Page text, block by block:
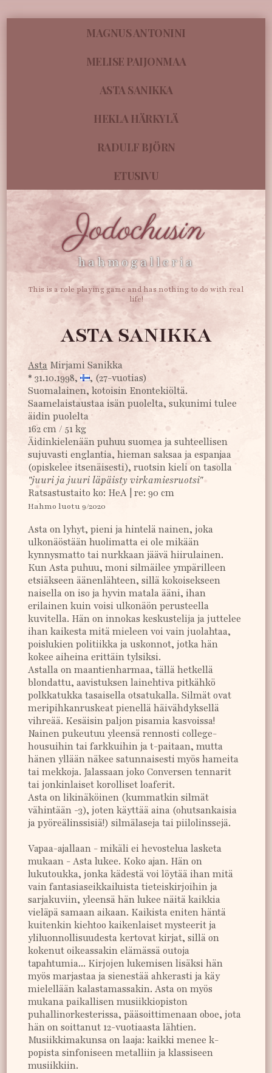
MAGNUS ANTONINI
MELISE PAIJONMAA
ASTA SANIKKA
HEKLA HÄRKYLÄ
RADULF BJÖRN
ETUSIVU
Jodochusin
hahmogalleria
This is a role playing game and has nothing to do with real
life!
ASTA SANIKKA
Asta Mirjami Sanikka
* 31.10.1998,
, (27-vuotias)
Suomalainen, kotoisin Enontekiöltä.
Saamelaistaustaa isän puolelta, sukunimi tulee
äidin puolelta
162 cm / 51 kg
Äidinkielenään puhuu suomea ja suhteellisen
sujuvasti englantia, hieman saksaa ja espanjaa
(opiskelee itsenäisesti), ruotsin kieli on tasolla
"juuri ja juuri läpäisty virkamiesruotsi"
Ratsastustaito ko: HeA | re: 90 cm
Hahmo luotu 9/2020
Asta on lyhyt, pieni ja hintelä nainen, joka
ulkonäöstään huolimatta ei ole mikään
kynnysmatto tai nurkkaan jäävä hiirulainen.
Kun Asta puhuu, moni silmäilee ympärilleen
etsiäkseen äänenlähteen, sillä kokoisekseen
naisella on iso ja hyvin matala ääni, ihan
erilainen kuin voisi ulkonäön perusteella
kuvitella. Hän on innokas keskustelija ja juttelee
ihan kaikesta mitä mieleen voi vain juolahtaa,
poislukien politiikka ja uskonnot, jotka hän
kokee aiheina erittäin tylsiksi.
Astalla on maantienharmaa, tällä hetkellä
blondattu, aavistuksen lainehtiva pitkähkö
polkkatukka tasaisella otsatukalla. Silmät ovat
meripihkanruskeat pienellä häivähdyksellä
vihreää. Kesäisin paljon pisamia kasvoissa!
Nainen pukeutuu yleensä rennosti college-
housuihin tai farkkuihin ja t-paitaan, mutta
hänen yllään näkee satunnaisesti myös hameita
tai mekkoja. Jalassaan joko Conversen tennarit
tai jonkinlaiset korolliset loaferit.
Asta on likinäköinen (kummatkin silmät
vähintään -3), joten käyttää aina (ohutsankaisia
ja pyöreälinssisiä!) silmälaseja tai piilolinssejä.
Vapaa-ajallaan - mikäli ei hevostelua lasketa
mukaan - Asta lukee. Koko ajan. Hän on
lukutoukka, jonka kädestä voi löytää ihan mitä
vain fantasiaseikkailuista tieteiskirjoihin ja
sarjakuviin, yleensä hän lukee näitä kaikkia
vieläpä samaan aikaan. Kaikista eniten häntä
kuitenkin kiehtoo kaikenlaiset mysteerit ja
yliluonnollisuudesta kertovat kirjat, sillä on
kokenut oikeassakin elämässä outoja
tapahtumia... Kirjojen lukemisen lisäksi hän
myös marjastaa ja sienestää ahkerasti ja käy
mielellään kalastamassakin. Asta on myös
mukana paikallisen musiikkiopiston
puhallinorkesterissa, pääsoittimenaan oboe, jota
hän on soittanut 12-vuotiaasta lähtien.
Musiikkimakunsa on laaja: kaikki menee k-
popista sinfoniseen metalliin ja klassiseen
musiikkiin.